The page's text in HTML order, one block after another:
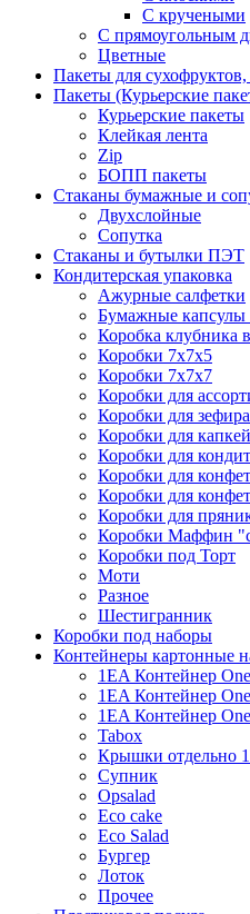
С кручеными
С прямоугольным
Цветные
Пакеты для
Пакеты (Курьерские
Курьерские пакеты
Клейкая лента
Zip
БОПП пакеты
Стаканы бумажные и
Двухслойные
Сопутка
Стаканы и бутылки ПЭТ
Кондитерская упаковка
Ажурные салфетки
Бумажные капсулы
Коробка клубника
Коробки 7х7х5
Коробки 7х7х7
Коробки для
Коробки для
Коробки для
Коробки для
Коробки для конфет
Коробки для
Коробки для
Коробки Маффин
Коробки под Торт
Моти
Разное
Шестигранник
Коробки под наборы
Контейнеры картонные
1EA Контейнер
1EA Контейнер
1EA Контейнер
Tabox
Крышки отдельно
Супник
Opsalad
Eco cake
Eco Salad
Бургер
Лоток
Прочее